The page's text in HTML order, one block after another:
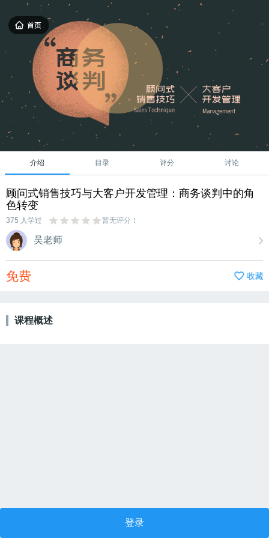
介绍 目录 评分 讨论
顾问式销售技巧与大客户开发管理：商务谈判中的角
色转变
375 人学过 暂无评分！
吴老师
免费
课程概述
登录